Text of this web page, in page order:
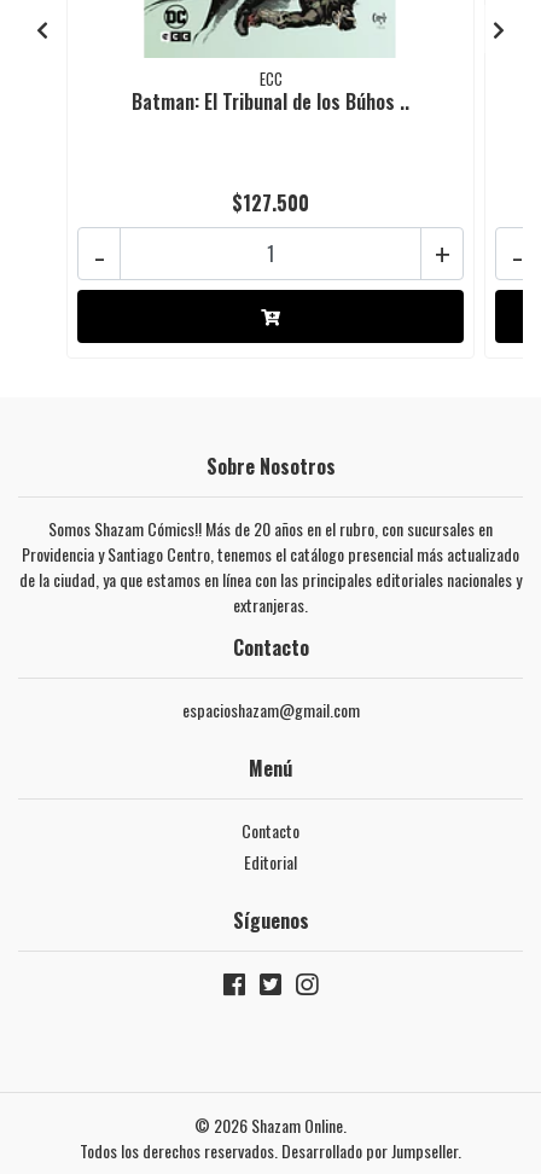
ECC
Batman: El Tribunal de los Búhos ..
$127.500
+
- -
Sobre Nosotros
Somos Shazam Cómics!! Más de 20 años en el rubro, con sucursales en
Providencia y Santiago Centro, tenemos el catálogo presencial más actualizado
de la ciudad, ya que estamos en línea con las principales editoriales nacionales y
extranjeras.
Contacto
espacioshazam@gmail.com
Menú
Contacto
Editorial
Síguenos
© 2026 Shazam Online.
Todos los derechos reservados. Desarrollado por Jumpseller.